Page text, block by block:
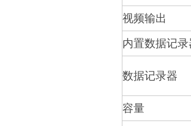
视频输出
内置数据记录
数据记录器
容量